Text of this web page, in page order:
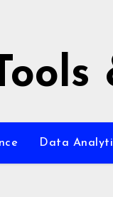
Data